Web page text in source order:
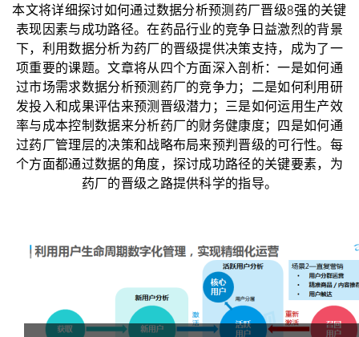
本文将详细探讨如何通过数据分析预测药厂晋级8强的关键
表现因素与成功路径。在药品行业的竞争日益激烈的背景
下，利用数据分析为药厂的晋级提供决策支持，成为了一
项重要的课题。文章将从四个方面深入剖析：一是如何通
过市场需求数据分析预测药厂的竞争力；二是如何利用研
发投入和成果评估来预测晋级潜力；三是如何运用生产效
率与成本控制数据来分析药厂的财务健康度；四是如何通
过药厂管理层的决策和战略布局来预判晋级的可行性。每
个方面都通过数据的角度，探讨成功路径的关键要素，为
药厂的晋级之路提供科学的指导。